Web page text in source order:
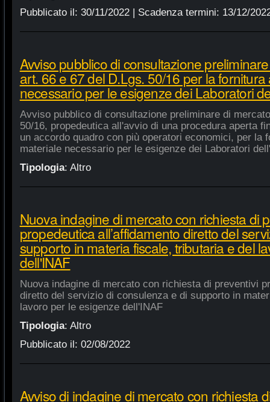
Pubblicato il: 30/11/2022| Scadenza termini: 13/12/
Avviso pubblico di consultazione
art. 66 e 67 del D.Lgs. 50/16 per la
necessario per le esigenze dei Laboratori
Avviso pubblico di consultazione preliminare di
50/16, propedeutica all'avvio di una procedura aperta
un accordo quadro con più operatori economici, per la
materiale necessario per le esigenze dei Laboratori
Tipologia: Altro
Nuova indagine di mercato con richiesta di
propedeutica all’affidamento diretto del
supporto in materia fiscale, tributaria e del
dell'INAF
Nuova indagine di mercato con richiesta di preventivi
diretto del servizio di consulenza e di supporto in
lavoro per le esigenze dell'INAF
Tipologia: Altro
Pubblicato il: 02/08/2022
Avviso di indagine di mercato con richiesta